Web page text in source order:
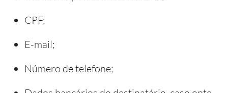
CPF;
E-mail;
Número de telefone;